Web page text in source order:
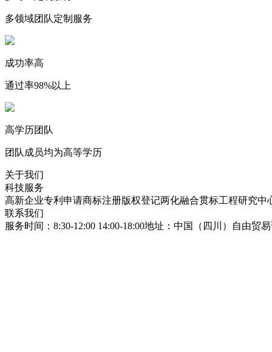
多领域团队定制服务
成功率高
通过率98%以上
高学历团队
团队成员均为高等学历
关于我们
科技服务
高新企业专利申请商标注册版权登记两化融合贯标工程研究中
联系我们
服务时间：8:30-12:00 14:00-18:00地址：中国（四川）自由贸